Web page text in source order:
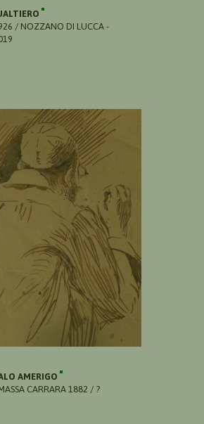
/ NOZZANO DI LUCCA -
AMERIGO
CARRARA 1882 / ?